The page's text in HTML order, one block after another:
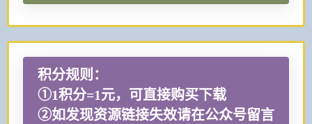
积分规则：
①1积分=1元，可直接购买下载
②如发现资源链接失效请在公众号留言